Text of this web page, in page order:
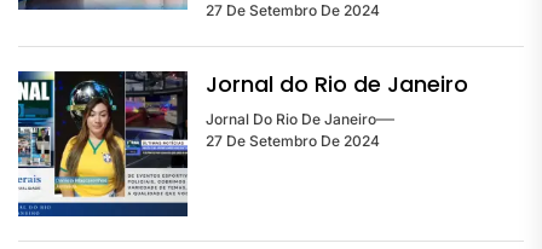
27 De Setembro De 2024
Jornal do Rio de Janeiro
Jornal Do Rio De Janeiro
27 De Setembro De 2024